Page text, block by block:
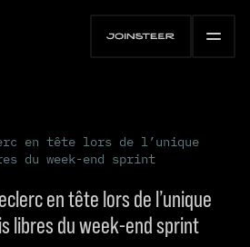
en tête lors de l’unique
du week-end sprint
en tête lors de l’unique
libres du week-end sprint